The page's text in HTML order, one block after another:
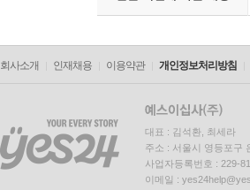
회사소개 인재채용 이용약관 개인정보처리방침
대표 : 김석환, 최세라
주소 : 서울시 영등포구
사업자등록번호 : 229-
이메일 :